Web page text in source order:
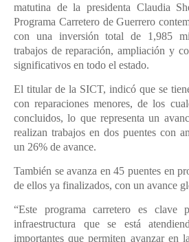
matutina de la presidenta Claudia
Programa Carretero de Guerrero
con una inversión total de 1,985
trabajos de reparación, ampliación y
significativos en todo el estado.
El titular de la SICT, indicó que se
con reparaciones menores, de los
concluidos, lo que representa un
realizan trabajos en dos puentes con
un 26% de avance.
También se avanza en 45 puentes en
de ellos ya finalizados, con un avance
“Este programa carretero es
infraestructura que se está
importantes que permiten avanzar en